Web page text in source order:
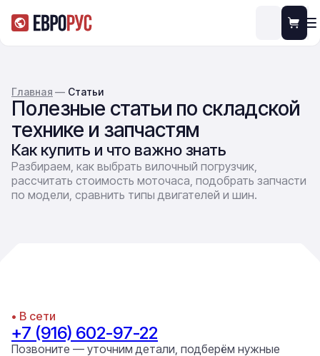
Главная — Статьи
Полезные статьи по складской
технике и запчастям
Как купить и что важно знать
Разбираем, как выбрать вилочный погрузчик,
рассчитать стоимость моточаса, подобрать запчасти
по модели, сравнить типы двигателей и шин.
• В сети
+7 (916) 602-97-22
Позвоните — уточним детали, подберём нужные